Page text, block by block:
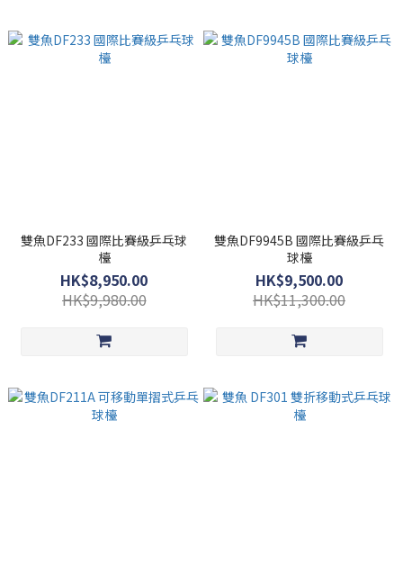
雙魚DF233 國際比賽級乒乓球
檯
HK$8,950.00
HK$9,980.00
雙魚DF9945B 國際比賽級乒乓
球檯
HK$9,500.00
HK$11,300.00